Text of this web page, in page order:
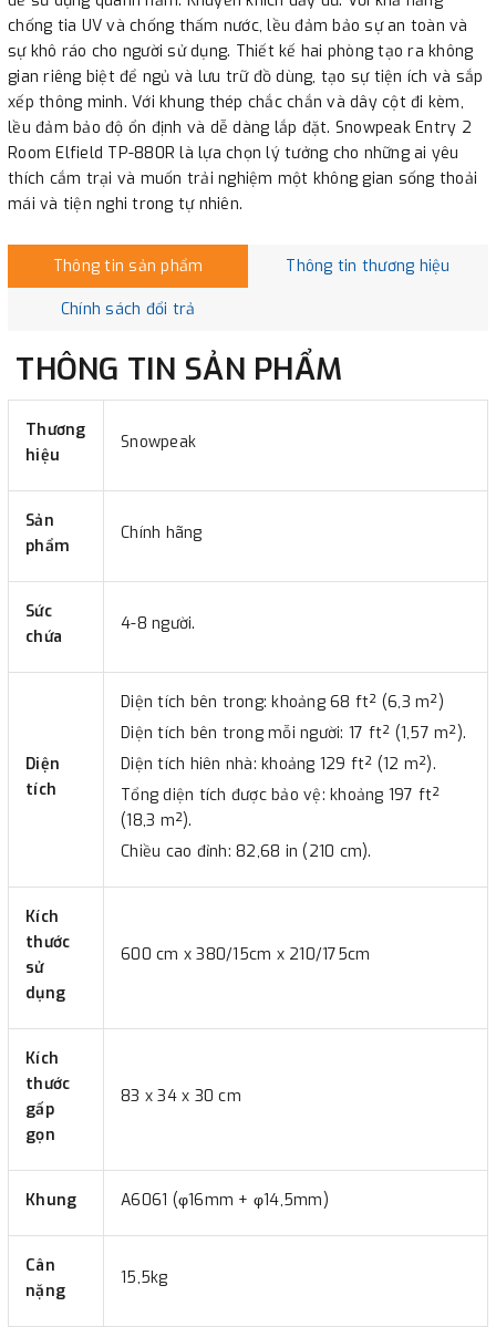
chống tia UV và chống thấm nước, lều đảm bảo sự an toàn và
sự khô ráo cho người sử dụng. Thiết kế hai phòng tạo ra không
gian riêng biệt để ngủ và lưu trữ đồ dùng, tạo sự tiện ích và sắp
xếp thông minh. Với khung thép chắc chắn và dây cột đi kèm,
lều đảm bảo độ ổn định và dễ dàng lắp đặt. Snowpeak Entry 2
Room Elfield TP-880R là lựa chọn lý tưởng cho những ai yêu
thích cắm trại và muốn trải nghiệm một không gian sống thoải
mái và tiện nghi trong tự nhiên.
Thông tin sản phẩm Thông tin thương hiệu
Chính sách đổi trả
THÔNG TIN SẢN PHẨM
Thương
hiệu
Snowpeak
Sản
phẩm
Chính hãng
Sức
chứa
4-8 người.
Diện
tích
Diện tích bên trong: khoảng 68 ft² (6,3 m²)
Diện tích bên trong mỗi người: 17 ft² (1,57 m²).
Diện tích hiên nhà: khoảng 129 ft² (12 m²).
Tổng diện tích được bảo vệ: khoảng 197 ft²
(18,3 m²).
Chiều cao đỉnh: 82,68 in (210 cm).
Kích
thước
sử
dụng
600 cm x 380/15cm x 210/175cm
Kích
thước
gấp
gọn
83 x 34 x 30 cm
Khung A6061 (φ16mm + φ14,5mm)
Cân
nặng
15,5kg